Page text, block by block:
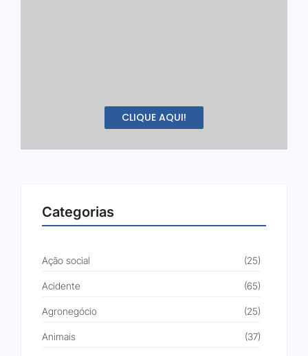
CLIQUE AQUI!
Categorias
Ação social (25)
Acidente (65)
Agronegócio (25)
Animais (37)